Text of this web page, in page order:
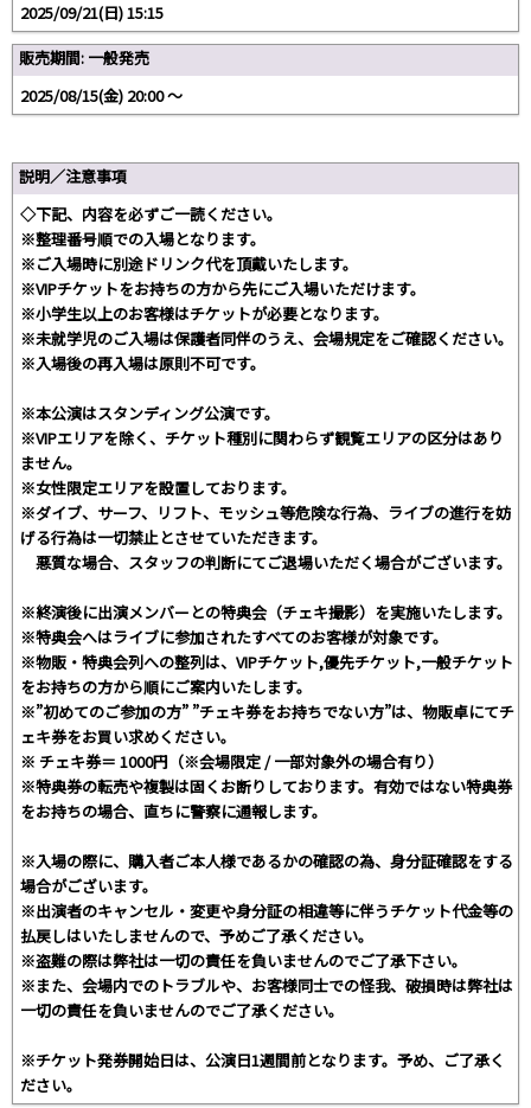
2025/09/21(日) 15:15
販売期間: 一般発売
2025/08/15(金) 20:00 〜
説明／注意事項
◇下記、内容を必ずご一読ください。
※整理番号順での入場となります。
※ご入場時に別途ドリンク代を頂戴いたします。
※VIPチケットをお持ちの方から先にご入場いただけます。
※小学生以上のお客様はチケットが必要となります。
※未就学児のご入場は保護者同伴のうえ、会場規定をご確認ください。
※入場後の再入場は原則不可です。
※本公演はスタンディング公演です。
※VIPエリアを除く、チケット種別に関わらず観覧エリアの区分はあり
ません。
※女性限定エリアを設置しております。
※ダイブ、サーフ、リフト、モッシュ等危険な行為、ライブの進行を妨
げる行為は一切禁止とさせていただきます。
悪質な場合、スタッフの判断にてご退場いただく場合がございます。
※終演後に出演メンバーとの特典会（チェキ撮影）を実施いたします。
※特典会へはライブに参加されたすべてのお客様が対象です。
※物販・特典会列への整列は、VIPチケット,優先チケット,一般チケット
をお持ちの方から順にご案内いたします。
※”初めてのご参加の方” ”チェキ券をお持ちでない方”は、物販卓にてチ
ェキ券をお買い求めください。
※ チェキ券＝ 1000円（※会場限定 / 一部対象外の場合有り）
※特典券の転売や複製は固くお断りしております。有効ではない特典券
をお持ちの場合、直ちに警察に通報します。
※入場の際に、購入者ご本人様であるかの確認の為、身分証確認をする
場合がございます。
※出演者のキャンセル・変更や身分証の相違等に伴うチケット代金等の
払戻しはいたしませんので、予めご了承ください。
※盗難の際は弊社は一切の責任を負いませんのでご了承下さい。
※また、会場内でのトラブルや、お客様同士での怪我、破損時は弊社は
一切の責任を負いませんのでご了承ください。
※チケット発券開始日は、公演日1週間前となります。予め、ご了承く
ださい。